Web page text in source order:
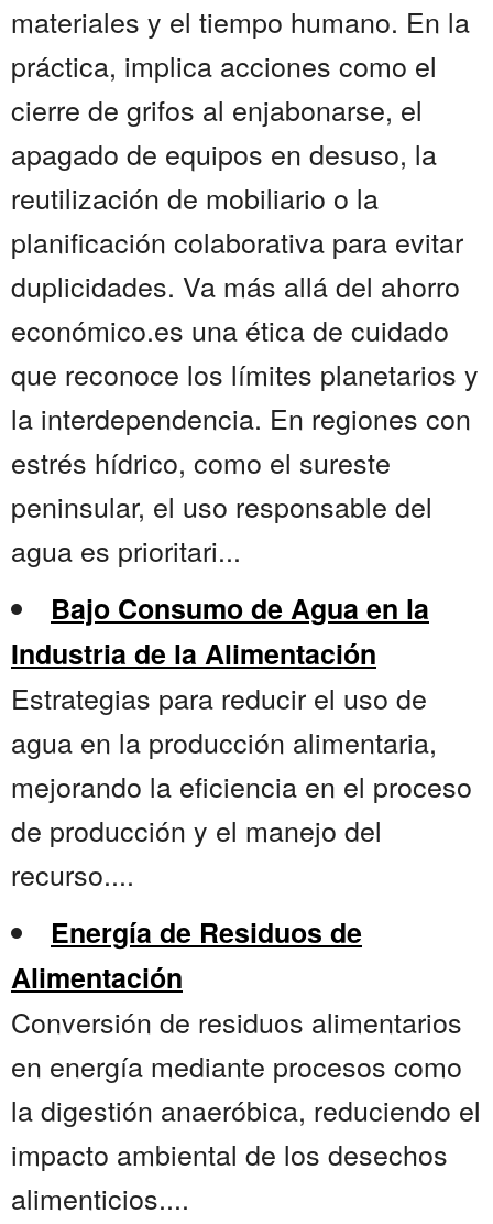
materiales y el tiempo humano. En la
práctica, implica acciones como el
cierre de grifos al enjabonarse, el
apagado de equipos en desuso, la
reutilización de mobiliario o la
planificación colaborativa para evitar
duplicidades. Va más allá del ahorro
económico.es una ética de cuidado
que reconoce los límites planetarios y
la interdependencia. En regiones con
estrés hídrico, como el sureste
peninsular, el uso responsable del
agua es prioritari...
Bajo Consumo de Agua en la
Industria de la Alimentación
Estrategias para reducir el uso de
agua en la producción alimentaria,
mejorando la eficiencia en el proceso
de producción y el manejo del
recurso....
Energía de Residuos de
Alimentación
Conversión de residuos alimentarios
en energía mediante procesos como
la digestión anaeróbica, reduciendo el
impacto ambiental de los desechos
alimenticios....